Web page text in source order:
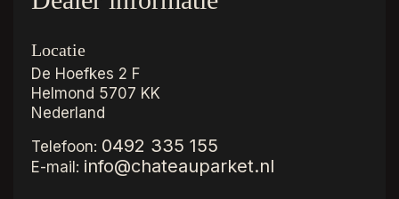
Locatie
De Hoefkes 2 F
Helmond 5707 KK
Nederland
Telefoon: 0492 335 155
E-mail: info@chateauparket.nl